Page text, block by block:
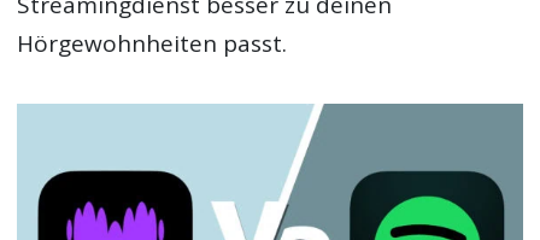
Hörgewohnheiten passt.